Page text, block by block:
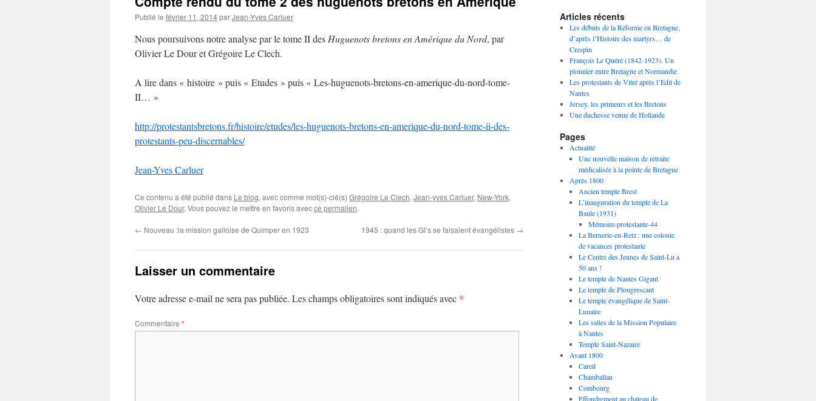
Publié le février 11, 2014parJean-Yves Carluer
Nous poursuivons notre analyse par le tome II des Huguenots bretons en Amérique du Nord, par
Olivier Le Dour et Grégoire Le Clech.
A lire dans « histoire » puis « Etudes » puis « Les-huguenots-bretons-en-amerique-du-nord-tome-
II… »
http://protestantsbretons.fr/histoire/etudes/les-huguenots-bretons-en-amerique-du-nord-tome-ii-des-
protestants-peu-discernables/
Jean-Yves Carluer
Ce contenu a été publié dans Le blog, avec comme mot(s)-clé(s) Grégoire Le Clech, Jean-yves Carluer, New-York,
Olivier Le Dour. Vous pouvez le mettre en favoris avecce permalien.
← Nouveau :la mission galloise de Quimper en 1923 1945 : quand les GI’s se faisaient évangélistes →
Laisser un commentaire
Votre adresse e-mail ne sera pas publiée. Les champs obligatoires sont indiqués avec *
Commentaire *
Articles récents
Les débuts de la Réforme en Bretagne,
d’après l’Histoire des martyrs… de
Crespin
François Le Quéré (1842-1923). Un
pionnier entre Bretagne et Normandie
Les protestants de Vitré après l’Edit de
Nantes
Jersey, les primeurs et les Bretons
Une duchesse venue de Hollande
Pages
Actualité
Une nouvelle maison de retraite
médicalisée à la pointe de Bretagne
Après 1800
Ancien temple Brest
L’inauguration du temple de La
Baule (1931)
Mémoire-protestante-44
La Bernerie-en-Retz : une colonie
de vacances protestante
Le Centre des Jeunes de Saint-Lu a
50 ans !
Le temple de Nantes Gigant
Le temple de Plougrescant
Le temple évangélique de Saint-
Lunaire
Les salles de la Mission Populaire
à Nantes
Temple Saint-Nazaire
Avant 1800
Careil
Chamballan
Combourg
Effondrement au chateau de